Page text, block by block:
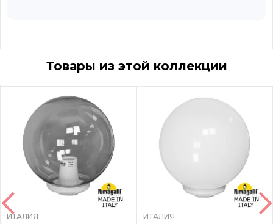
Товары из этой коллекции
ИТАЛИЯ
ИТАЛИЯ